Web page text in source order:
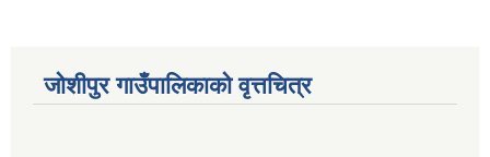
जोशीपुर गाउँपालिकाको वृत्तचित्र